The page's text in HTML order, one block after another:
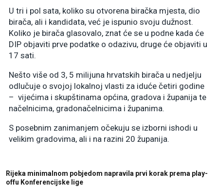
U tri i pol sata, koliko su otvorena biračka mjesta, dio
birača, ali i kandidata, već je ispunio svoju dužnost.
Koliko je birača glasovalo, znat će se u podne kada će
DIP objaviti prve podatke o odazivu, druge će objaviti u
17 sati.
Nešto više od 3, 5 milijuna hrvatskih birača u nedjelju
odlučuje o svojoj lokalnoj vlasti za iduće četiri godine
– vijećima i skupštinama općina, gradova i županija te
načelnicima, gradonačelnicima i županima.
S posebnim zanimanjem očekuju se izborni ishodi u
velikim gradovima, ali i na razini 20 županija.
Rijeka minimalnom pobjedom napravila prvi korak prema play-
offu Konferencijske lige